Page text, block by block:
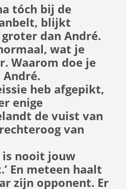
tóch bij de
blijkt
dan André.
wat je
Waarom doe je
André.
heb afgepikt,
enige
de vuist van
van
is nooit jouw
En meteen haalt
zijn opponent. Er